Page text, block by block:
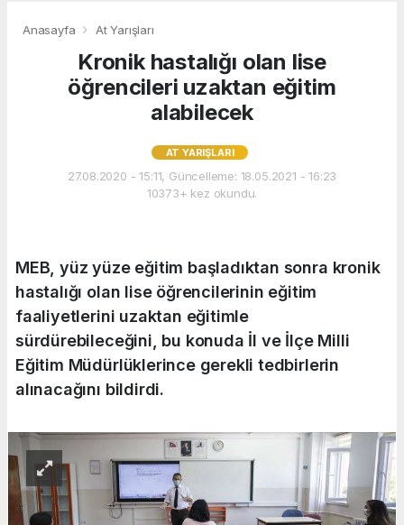
Anasayfa At Yarışları
Kronik hastalığı olan lise
öğrencileri uzaktan eğitim
alabilecek
AT YARIŞLARI
27.08.2020 - 15:11, Güncelleme: 18.05.2021 - 16:23
10373+ kez okundu.
MEB, yüz yüze eğitim başladıktan sonra kronik
hastalığı olan lise öğrencilerinin eğitim
faaliyetlerini uzaktan eğitimle
sürdürebileceğini, bu konuda İl ve İlçe Milli
Eğitim Müdürlüklerince gerekli tedbirlerin
alınacağını bildirdi.